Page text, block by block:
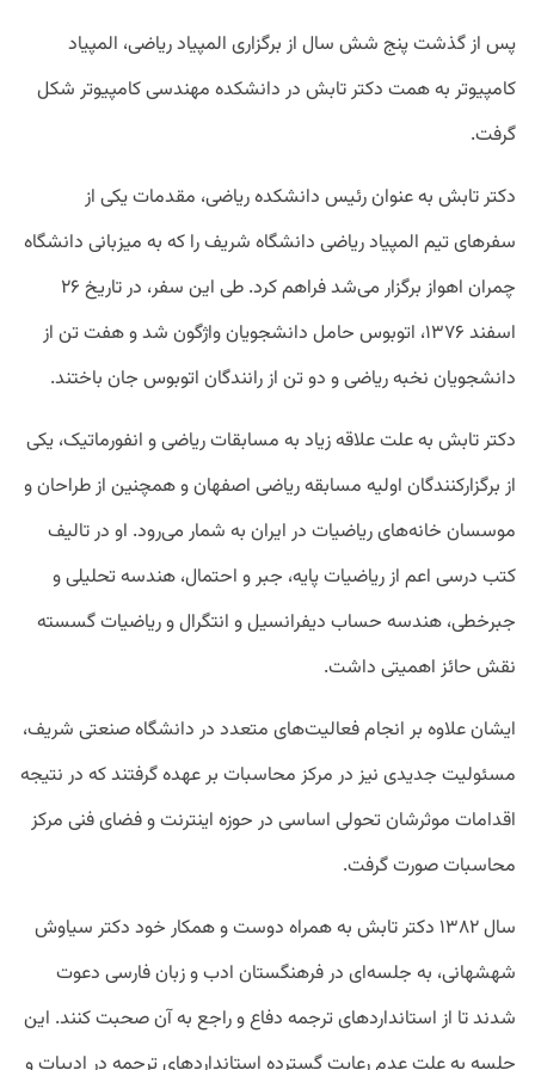
پس از گذشت پنج شش سال از برگزاری المپیاد ریاضی، المپیاد
کامپیوتر به همت دکتر تابش در دانشکده مهندسی کامپیوتر شکل
گرفت.
دکتر تابش به عنوان رئیس دانشکده ریاضی، مقدمات یکی از
سفرهای تیم المپیاد ریاضی دانشگاه شریف را که به میزبانی دانشگاه
چمران اهواز برگزار می‌شد فراهم کرد. طی این سفر، در تاریخ ۲۶
اسفند ۱۳۷۶، اتوبوس حامل دانشجویان واژگون شد و هفت تن از
دانشجویان نخبه ریاضی و دو تن از رانندگان اتوبوس جان باختند.
دکتر تابش به علت علاقه زیاد به مسابقات ریاضی و انفورماتیک، یکی
از برگزارکنندگان اولیه مسابقه ریاضی اصفهان و همچنین از طراحان و
موسسان خانه‌های ریاضیات در ایران به شمار می‌رود. او در تالیف
کتب درسی اعم از ریاضیات پایه، جبر و احتمال، هندسه تحلیلی و
جبرخطی، هندسه حساب دیفرانسیل و انتگرال و ریاضیات گسسته
نقش حائز اهمیتی داشت.
ایشان علاوه بر انجام فعالیت‌های متعدد در دانشگاه صنعتی شریف،
مسئولیت جدیدی نیز در مرکز محاسبات بر عهده گرفتند که در نتیجه
اقدامات موثرشان تحولی اساسی در حوزه اینترنت و فضای فنی مرکز
محاسبات صورت گرفت.
سال ۱۳۸۲ دکتر تابش به همراه دوست و همکار خود دکتر سیاوش
شهشهانی، به جلسه‌ای در فرهنگستان ادب و زبان فارسی دعوت
شدند تا از استانداردهای ترجمه دفاع و راجع به آن صحبت کنند. این